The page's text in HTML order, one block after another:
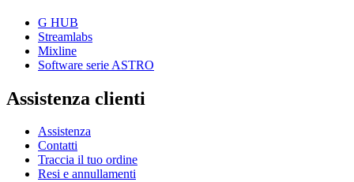
G HUB
Streamlabs
Mixline
Software serie ASTRO
Assistenza clienti
Assistenza
Contatti
Traccia il tuo ordine
Resi e annullamenti